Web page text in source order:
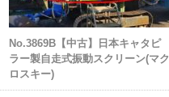
No.3869B【中古】日本キャタピ
ラー製自走式振動スクリーン(マク
ロスキー)